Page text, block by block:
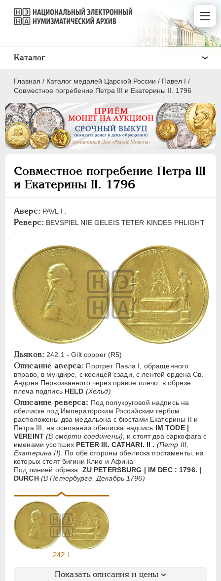
Главная / Каталог медалей Царской России / Павел I /
Совместное погребение Петра III и Екатерины II. 1796
Совместное погребение Петра III
и Екатерины II. 1796
Аверс: PAVL I .
Реверс: BEVSPIEL NIE GELEIS TETER KINDES PHLIGHT
.
Дьяков: 242.1 - Gilt copper (R5)
Описание аверса: Портрет Павла I, обращенного
вправо, в мундире, с косицей сзади, с лентой ордена Св.
Андрея Первозванного через правое плечо, в обрезе
плеча подпись HELD (Хельд)
Описание реверса: Под полукруговой надпись на
обелиске под Императорским Российским гербом
расположены два медальона с бюстами Екатерины II и
Петра III, на основании обелиска надпись IM TODE |
VEREINT (В смерти соединены), и стоят два саркофага с
именами усопших PETER III. CATHARI. II . (Петр III,
Екатерина II). По обе стороны обелиска постаменты, на
которых стоят бигини Клио и Афина
Под линией обреза: ZU PETERSBURG | IM DEC : 1796. |
DURCH (В Петербурге. Декабрь 1796)
242.1
Показать описания и цены
Каталог
ВСЕ
ЕКАТЕРИНА I 1725-1727
ПЕТР II 1727-1729
ИОАНН АНТОНОВИЧ
ЕЛИЗАВЕТА 1741-1762
ЕКАТЕРИНА II 1762-1796
ПАВЕЛ I
1796-1801
Латинская надпись
A C D E F G I
P
Русская надпись
А Б Г Д З И К М
Н
П
С Ф Я
Цифры
1
АЛЕКСАНДР I 1801-1825
НИКОЛАЙ I 1826-1855
АЛЕКСАНДР II 1855-1881
АЛЕКСАНДР III 1881-1894
НИКОЛАЙ II
1894-1917
СЕРИИ МЕДАЛЕЙ 1600-1881